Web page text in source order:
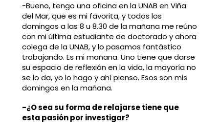
-Bueno, tengo una oficina en la UNAB en Viña
del Mar, que es mi favorita, y todos los
domingos a las 8 u 8.30 de la mañana me reúno
con mi última estudiante de doctorado y ahora
colega de la UNAB, y lo pasamos fantástico
trabajando. Es mi mañana. Uno tiene que darse
su espacio de reflexión en la vida, la mayoría no
se lo da, yo lo hago y ahí pienso. Esos son mis
domingos en la mañana.
-¿O sea su forma de relajarse tiene que
esta pasión por investigar?